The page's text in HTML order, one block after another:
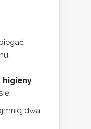
higieny
dwa